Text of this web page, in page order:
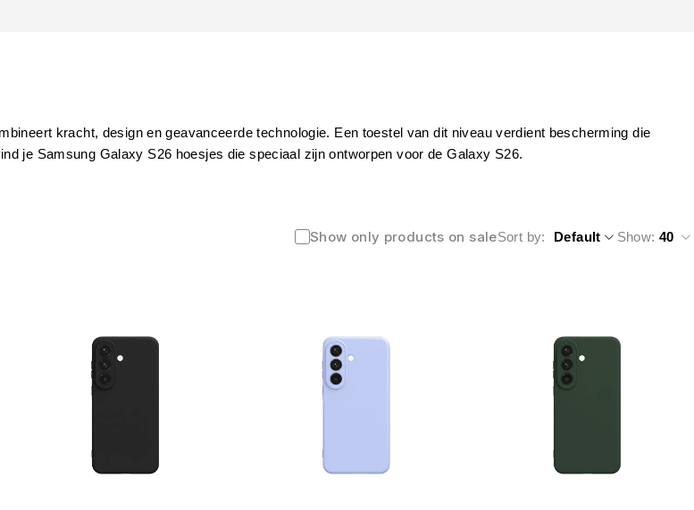
kracht, design en geavanceerde technologie. Een toestel van dit niveau verdient bescherming die
je Samsung Galaxy S26 hoesjes die speciaal zijn ontworpen voor de Galaxy S26.
Show only products on saleSort by Default Show: 40